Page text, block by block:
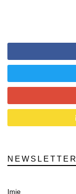
NEWSLETTER
Imię